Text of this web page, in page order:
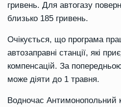
гривень. Для автогазу
близько 185 гривень.
Очікується, що програма
автозаправні станції, які
компенсацій. За
може діяти до 1 травня.
Водночас Антимонопольний